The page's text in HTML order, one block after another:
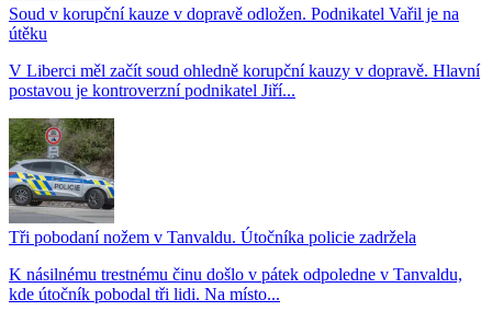
Soud v korupční kauze v dopravě odložen. Podnikatel Vařil je na
útěku
V Liberci měl začít soud ohledně korupční kauzy v dopravě. Hlavní
postavou je kontroverzní podnikatel Jiří...
Tři pobodaní nožem v Tanvaldu. Útočníka policie zadržela
K násilnému trestnému činu došlo v pátek odpoledne v Tanvaldu,
kde útočník pobodal tři lidi. Na místo...